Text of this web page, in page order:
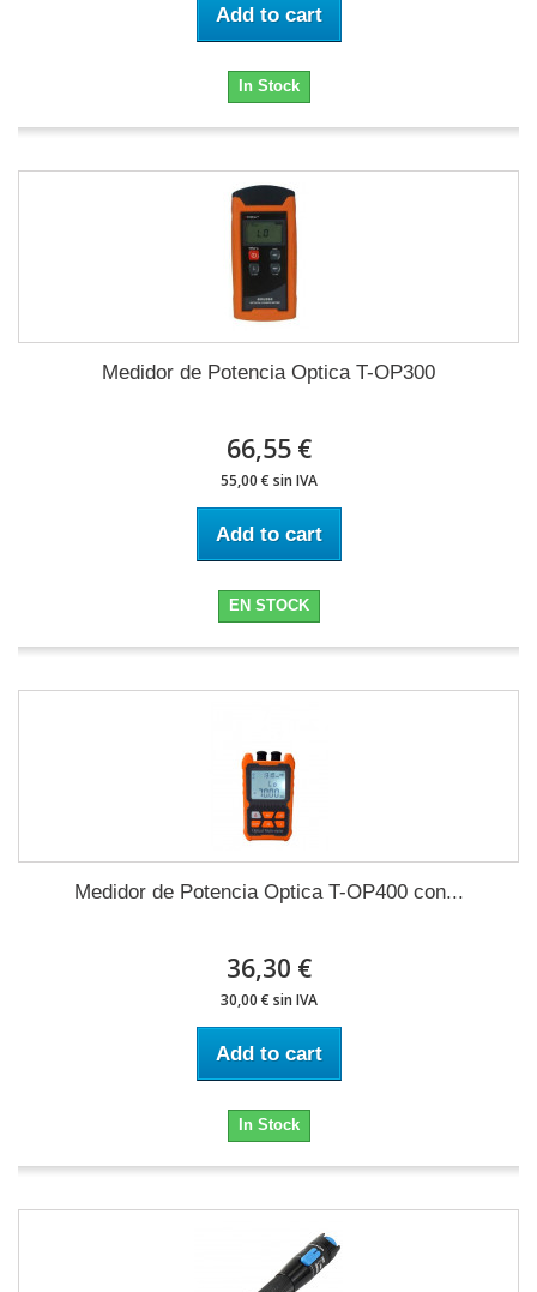
Add to cart
In Stock
Medidor de Potencia Optica T-OP300
66,55 €
55,00 € sin IVA
Add to cart
EN STOCK
Medidor de Potencia Optica T-OP400 con...
36,30 €
30,00 € sin IVA
Add to cart
In Stock